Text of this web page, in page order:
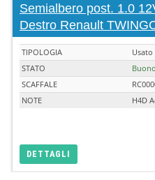
Semialbero post. 1.0
Destro Renault
TIPOLOGIA
Usato
STATO
Buono
SCAFFALE
NOTE
H4D
DETTAGLI